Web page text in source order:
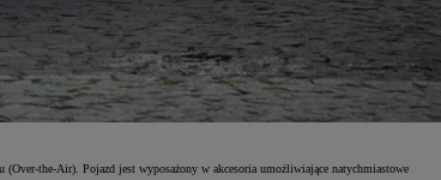
the-Air). Pojazd jest wyposażony w akcesoria umożliwiające natychmiastowe